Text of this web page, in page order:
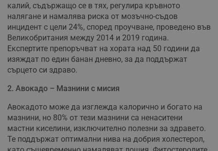
калий, съдържащо се в тях, регулира кръвното
налягане и намалява риска от мозъчно-съдов
инцидент с цели 24%, според проучване, проведено във
Великобритания между 2014 и 2019 година.
Експертите препоръчват на хората над 50 години да
изяждат по един банан дневно, за да поддържат
сърцето си здраво.
2. Авокадо – Мазнини с мисия
Авокадото може да изглежда калорично и богато на
мазнини, но 80% от тези мазнини са ненаситени
мастни киселини, изключително полезни за здравето.
Те поддържат оптимални нива на добрия холестерол,